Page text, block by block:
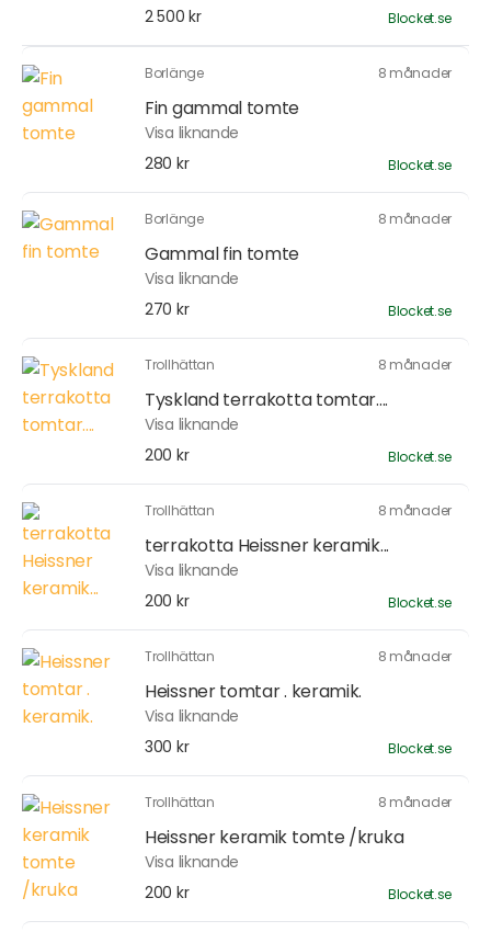
2 500 kr
Blocket.se
Borlänge 8 månader
Fin gammal tomte
Visa liknande
280 kr
Blocket.se
Borlänge 8 månader
Gammal fin tomte
Visa liknande
270 kr
Blocket.se
Trollhättan 8 månader
Tyskland terrakotta tomtar....
Visa liknande
200 kr
Blocket.se
Trollhättan 8 månader
terrakotta Heissner keramik...
Visa liknande
200 kr
Blocket.se
Trollhättan 8 månader
Heissner tomtar . keramik.
Visa liknande
300 kr
Blocket.se
Trollhättan 8 månader
Heissner keramik tomte /kruka
Visa liknande
200 kr
Blocket.se